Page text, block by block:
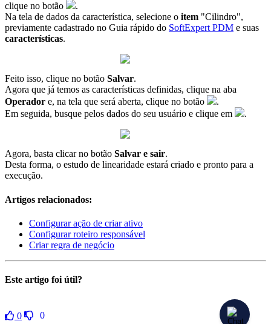
clique no botão
.
Na tela de dados da característica, selecione o item "Cilindro",
previamente cadastrado no Guia rápido do SoftExpert PDM e suas
características.
Feito isso, clique no botão Salvar.
Agora que já temos as características definidas, clique na aba
Operador e, na tela que será aberta, clique no botão
.
Em seguida, busque pelos dados do seu usuário e clique em
.
Agora, basta clicar no botão Salvar e sair.
Desta forma, o estudo de linearidade estará criado e pronto para a
execução.
Artigos relacionados:
Configurar ação de criar ativo
Configurar roteiro responsável
Criar regra de negócio
Este artigo foi útil?
0 0